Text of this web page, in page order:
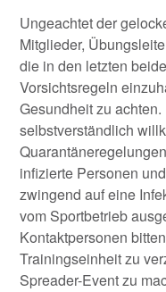
Ungeachtet der
Mitglieder,
die in den letzten
Vorsichtsregeln
Gesundheit zu
selbstverständlich
infizierte Personen
zwingend auf eine
vom Sportbetrieb
Kontaktpersonen
Trainingseinheit zu
Spreader-Event zu